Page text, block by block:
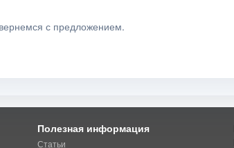
с предложением.
Полезная информация
Статьи